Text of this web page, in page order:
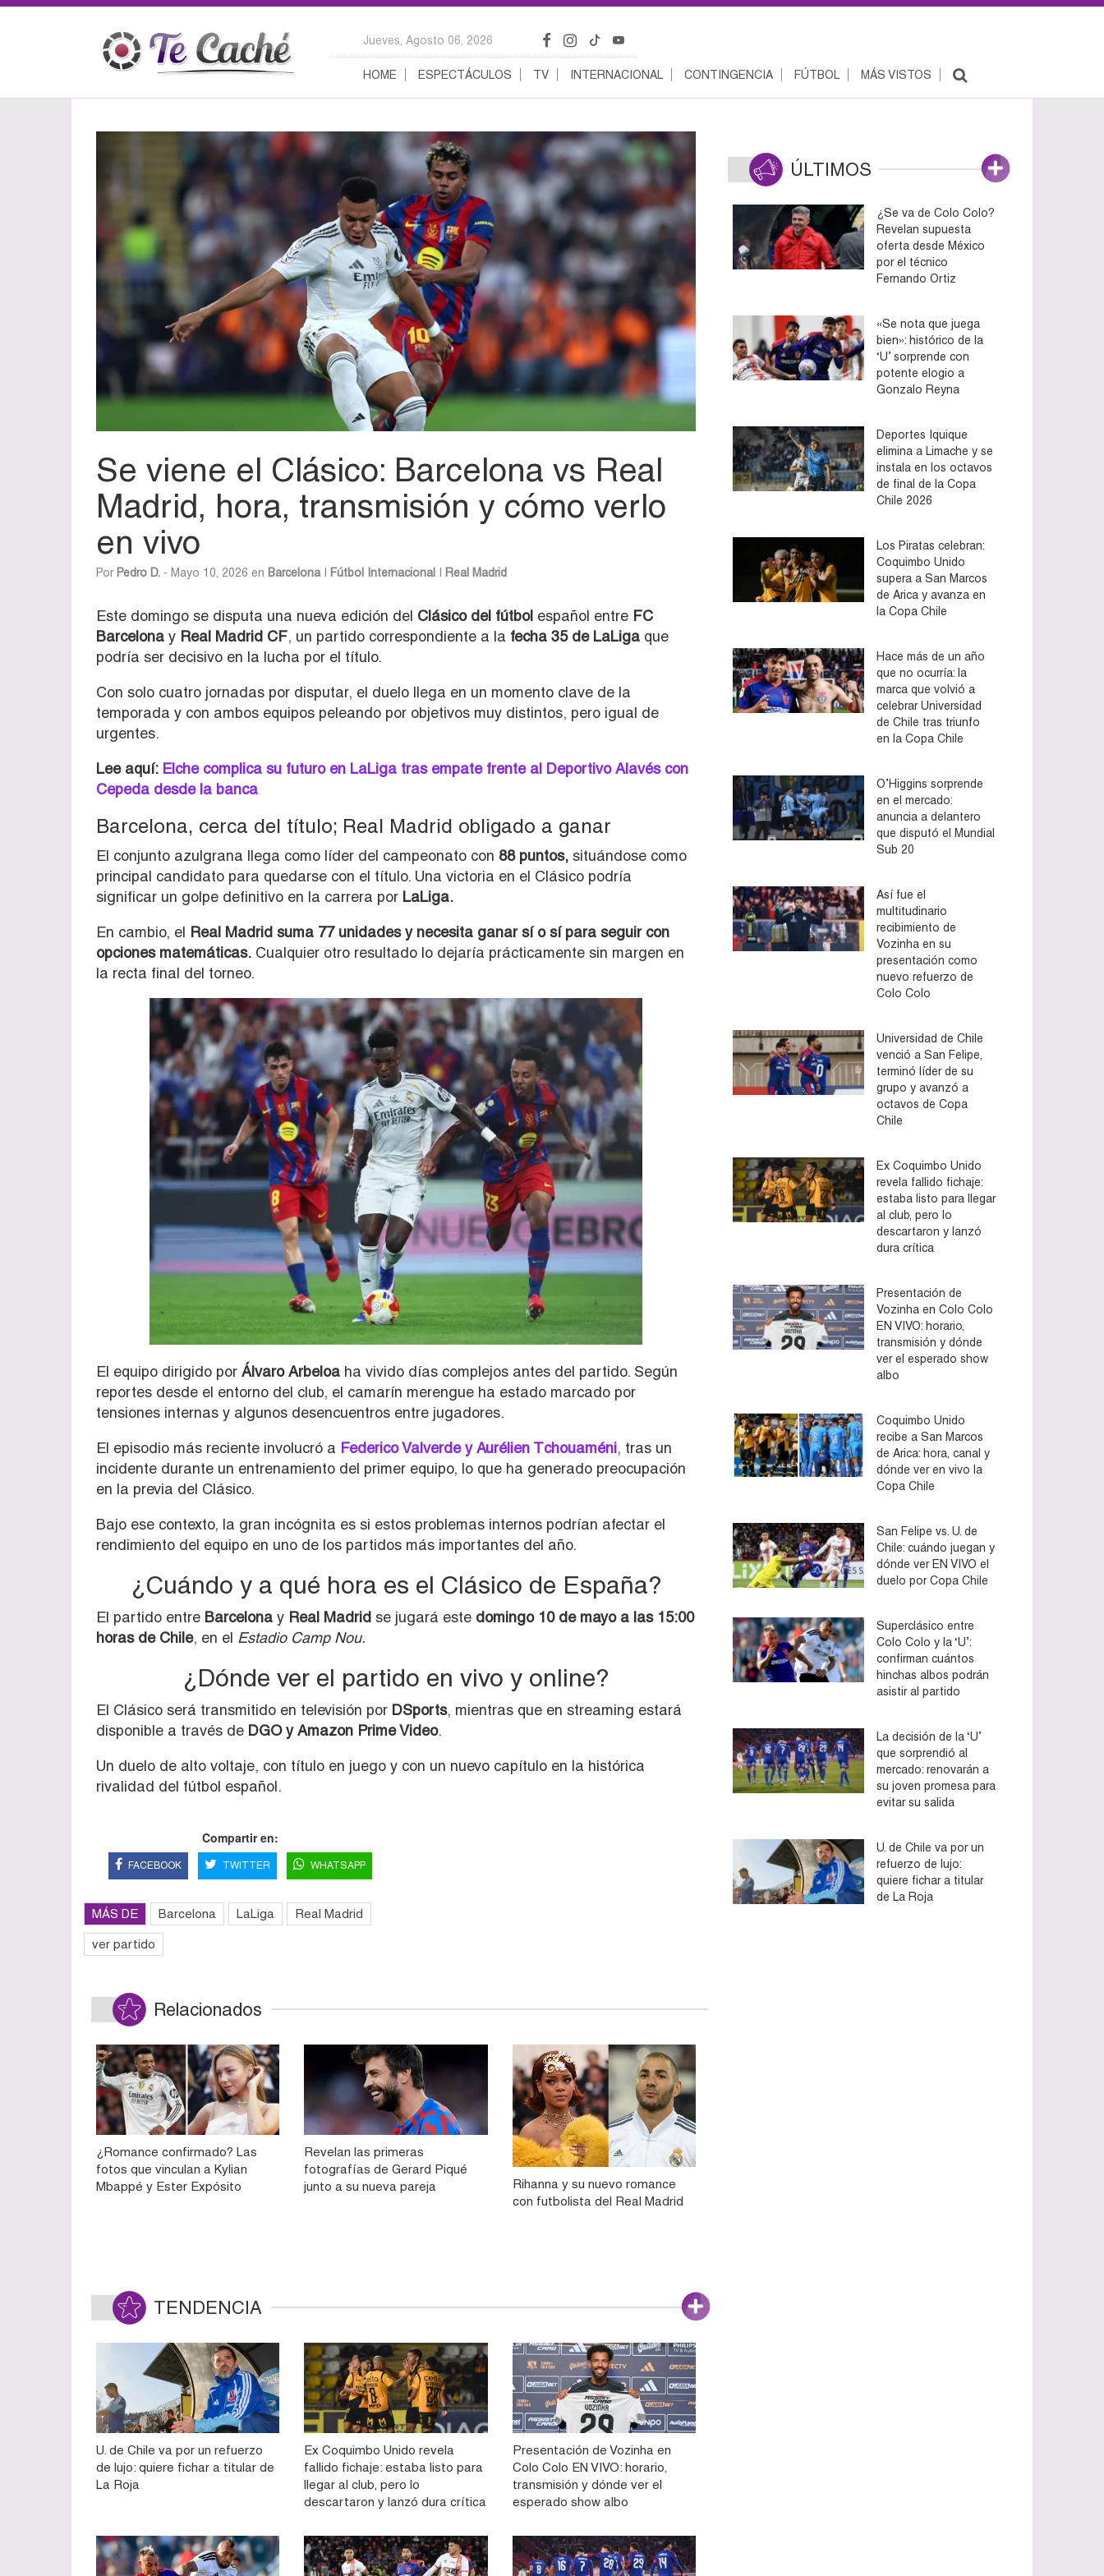
Jueves, Agosto 06, 2026
HOME ESPECTÁCULOS TV INTERNACIONAL CONTINGENCIA FÚTBOL MÁS VISTOS
Se viene el Clásico: Barcelona vs Real
Madrid, hora, transmisión y cómo verlo
en vivo
Por Pedro D. - Mayo 10, 2026 en Barcelona Fútbol Internacional Real Madrid
Este domingo se disputa una nueva edición del Clásico del fútbol español entre FC
Barcelona y Real Madrid CF, un partido correspondiente a la fecha 35 de LaLiga que
podría ser decisivo en la lucha por el título.
Con solo cuatro jornadas por disputar, el duelo llega en un momento clave de la
temporada y con ambos equipos peleando por objetivos muy distintos, pero igual de
urgentes.
Lee aquí: Elche complica su futuro en LaLiga tras empate frente al Deportivo Alavés con
Cepeda desde la banca
Barcelona, cerca del título; Real Madrid obligado a ganar
El conjunto azulgrana llega como líder del campeonato con 88 puntos, situándose como
principal candidato para quedarse con el título. Una victoria en el Clásico podría
significar un golpe definitivo en la carrera por LaLiga.
En cambio, el Real Madrid suma 77 unidades y necesita ganar sí o sí para seguir con
opciones matemáticas. Cualquier otro resultado lo dejaría prácticamente sin margen en
la recta final del torneo.
El equipo dirigido por Álvaro Arbeloa ha vivido días complejos antes del partido. Según
reportes desde el entorno del club, el camarín merengue ha estado marcado por
tensiones internas y algunos desencuentros entre jugadores.
El episodio más reciente involucró a Federico Valverde y Aurélien Tchouaméni, tras un
incidente durante un entrenamiento del primer equipo, lo que ha generado preocupación
en la previa del Clásico.
Bajo ese contexto, la gran incógnita es si estos problemas internos podrían afectar el
rendimiento del equipo en uno de los partidos más importantes del año.
¿Cuándo y a qué hora es el Clásico de España?
El partido entre Barcelona y Real Madrid se jugará este domingo 10 de mayo a las 15:00
horas de Chile, en el Estadio Camp Nou.
¿Dónde ver el partido en vivo y online?
El Clásico será transmitido en televisión por DSports, mientras que en streaming estará
disponible a través de DGO y Amazon Prime Video.
Un duelo de alto voltaje, con título en juego y con un nuevo capítulo en la histórica
rivalidad del fútbol español.
Compartir en:
FACEBOOK TWITTER WHATSAPP
MÁS DE Barcelona LaLiga Real Madrid
ver partido
Relacionados
¿Romance confirmado? Las
fotos que vinculan a Kylian
Mbappé y Ester Expósito
Revelan las primeras
fotografías de Gerard Piqué
junto a su nueva pareja
Rihanna y su nuevo romance
con futbolista del Real Madrid
TENDENCIA
U. de Chile va por un refuerzo
de lujo: quiere fichar a titular de
La Roja
Ex Coquimbo Unido revela
fallido fichaje: estaba listo para
llegar al club, pero lo
descartaron y lanzó dura crítica
Presentación de Vozinha en
Colo Colo EN VIVO: horario,
transmisión y dónde ver el
esperado show albo
ÚLTIMOS
¿Se va de Colo Colo?
Revelan supuesta
oferta desde México
por el técnico
Fernando Ortiz
«Se nota que juega
bien»: histórico de la
‘U’ sorprende con
potente elogio a
Gonzalo Reyna
Deportes Iquique
elimina a Limache y se
instala en los octavos
de final de la Copa
Chile 2026
Los Piratas celebran:
Coquimbo Unido
supera a San Marcos
de Arica y avanza en
la Copa Chile
Hace más de un año
que no ocurría: la
marca que volvió a
celebrar Universidad
de Chile tras triunfo
en la Copa Chile
O’Higgins sorprende
en el mercado:
anuncia a delantero
que disputó el Mundial
Sub 20
Así fue el
multitudinario
recibimiento de
Vozinha en su
presentación como
nuevo refuerzo de
Colo Colo
Universidad de Chile
venció a San Felipe,
terminó líder de su
grupo y avanzó a
octavos de Copa
Chile
Ex Coquimbo Unido
revela fallido fichaje:
estaba listo para llegar
al club, pero lo
descartaron y lanzó
dura crítica
Presentación de
Vozinha en Colo Colo
EN VIVO: horario,
transmisión y dónde
ver el esperado show
albo
Coquimbo Unido
recibe a San Marcos
de Arica: hora, canal y
dónde ver en vivo la
Copa Chile
San Felipe vs. U. de
Chile: cuándo juegan y
dónde ver EN VIVO el
duelo por Copa Chile
Superclásico entre
Colo Colo y la ‘U’:
confirman cuántos
hinchas albos podrán
asistir al partido
La decisión de la ‘U’
que sorprendió al
mercado: renovarán a
su joven promesa para
evitar su salida
U. de Chile va por un
refuerzo de lujo:
quiere fichar a titular
de La Roja